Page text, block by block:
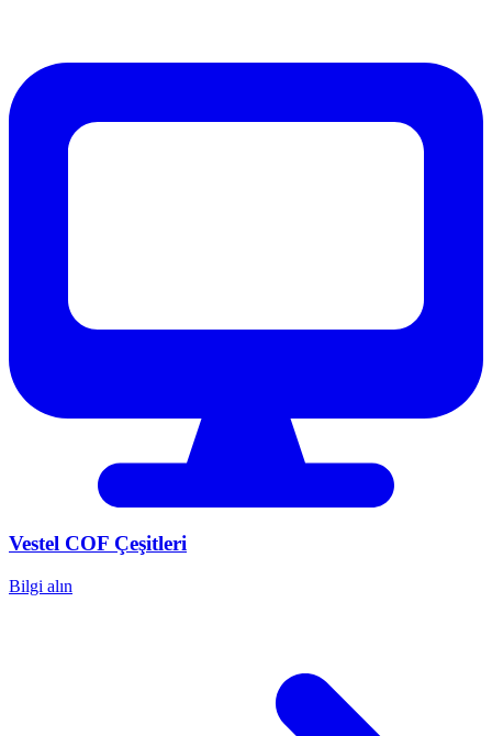
Vestel COF Çeşitleri
Bilgi alın